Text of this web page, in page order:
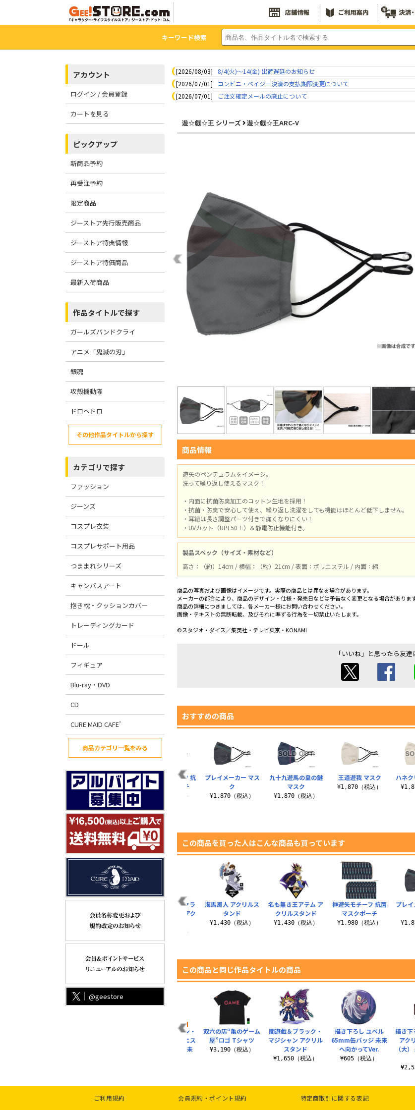
キーワード検索
アカウント
ログイン / 会員登録
カートを見る
ピックアップ
新商品予約
再受注予約
限定商品
ジーストア先行販売商品
ジーストア特典情報
ジーストア特価商品
最新入荷商品
作品タイトルで探す
ガールズバンドクライ
アニメ「鬼滅の刃」
銀魂
攻殻機動隊
ドロヘドロ
その他作品タイトルから探す
カテゴリで探す
ファッション
ジーンズ
コスプレ衣装
コスプレサポート用品
つままれシリーズ
キャンバスアート
抱き枕・クッションカバー
トレーディングカード
ドール
フィギュア
Blu-ray・DVD
CD
CURE MAID CAFE’
商品カテゴリ一覧をみる
@geestore
[2026/08/03]
8/4(火)～14(金) 出荷遅延のお知らせ
[2026/07/01]
コンビニ・ペイジー決済の支払期限変更について
[2026/07/01]
ご注文確定メールの廃止について
遊☆戯☆王 シリーズ 遊☆戯☆王ARC-V
商品情報
遊矢のペンデュラムをイメージ。
洗って繰り返し使えるマスク！
・内面に抗菌防臭加工のコットン生地を採用！
・抗菌・防臭で安心して使え、繰り返し洗濯をしても機能はほとんど低下しません。
・耳紐は長さ調整パーツ付きで痛くなりにくい！
・UVカット（UPF50＋）＆静電防止機能付き。
製品スペック（サイズ・素材など）
高さ：（約）14cm / 横幅：（約）21cm / 表面：ポリエステル / 内面：綿
商品の写真および画像はイメージです。実際の商品とは異なる場合があります。
メーカーの都合により、商品のデザイン・仕様・発売日などは予告なく変更となる場合があります
商品の詳細につきましては、各メーカー様にお問い合わせください。
画像・テキストの無断転載、及びそれに準ずる行為を一切禁止いたします。
©スタジオ・ダイス／集英社・テレビ東京・KONAMI
「いいね」と思ったら友達
おすすめの商品
王道遊我 マスク
¥1,870（税込）
ハネ
ハネクリボー 抗菌マ
スクポーチ
¥1,980（税込）
王道遊我モチーフ 抗
菌マスクポーチ
¥1,980（税込）
プレイメーカー マス
ク
¥1,870（税込）
九十九遊馬の皇の鍵
マスク
¥1,870（税込）
この商品を買った人はこんな商品も買っています
榊遊矢モチーフ 抗菌
マスクポーチ
¥1,980（税込）
プレ
ストリー リラックス
Ver.
失われた王（ファラ
オ）の記憶石版 アク
¥1,430（税込）
海馬瀬人 アクリルス
タンド
¥1,430（税込）
名も無き王アテム ア
クリルスタンド
¥1,430（税込）
この商品と同じ作品タイトルの商品
描き下ろし ユベル
65mm缶バッジ 未来
へ向かってVer.
¥605（税込）
描き下
アク
（大
描き下ろし ヨハン・
アンデルセン ミニス
テッカーセット 未
双六の店“亀のゲーム
屋”ロゴ Tシャツ
¥3,190（税込）
闇遊戯＆ブラック・
マジシャン アクリル
スタンド
¥1,650（税込）
ご利用規約 会員規約・ポイント規約 特定商取引に関する表記